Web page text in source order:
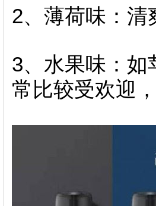
2、薄荷味：清
3、水果味：如
常比较受欢迎